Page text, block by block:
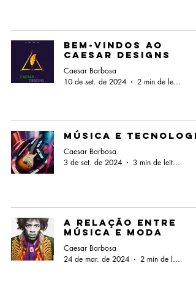
Bem-vindos ao
Caesar Designs
Caesar Barbosa
10 de set. de 2024
2 min de leitura
Música e
Caesar Barbosa
3 de set. de 2024
3 min de leitura
A Relação entre
Música e Moda
Caesar Barbosa
24 de mar. de 2024
2 min de leitura